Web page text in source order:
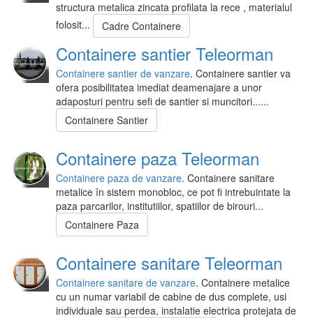
structura metalica zincata profilata la rece , materialul
folosit...
Cadre Containere
Containere santier Teleorman
Containere santier de vanzare. Containere santier va
ofera posibilitatea imediat deamenajare a unor
adaposturi pentru sefi de santier si muncitori......
Containere Santier
Containere paza Teleorman
Containere paza de vanzare. Containere sanitare
metalice în sistem monobloc, ce pot fi intrebuintate la
paza parcarilor, institutiilor, spatiilor de birouri...
Containere Paza
Containere sanitare Teleorman
Containere sanitare de vanzare. Containere metalice
cu un numar variabil de cabine de dus complete, usi
individuale sau perdea, instalatie electrica protejata de